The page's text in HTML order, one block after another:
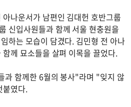
나운서가 남편인 김대헌 호반그룹
신입사원들과 함께 서울 현충원을
하는 모습이 담겼다. 김민형 전 아나
께 묘소들을 살펴 이목을 끌었다.
과 함께한 6월의 봉사"라며 "잊지 않
붙였다.